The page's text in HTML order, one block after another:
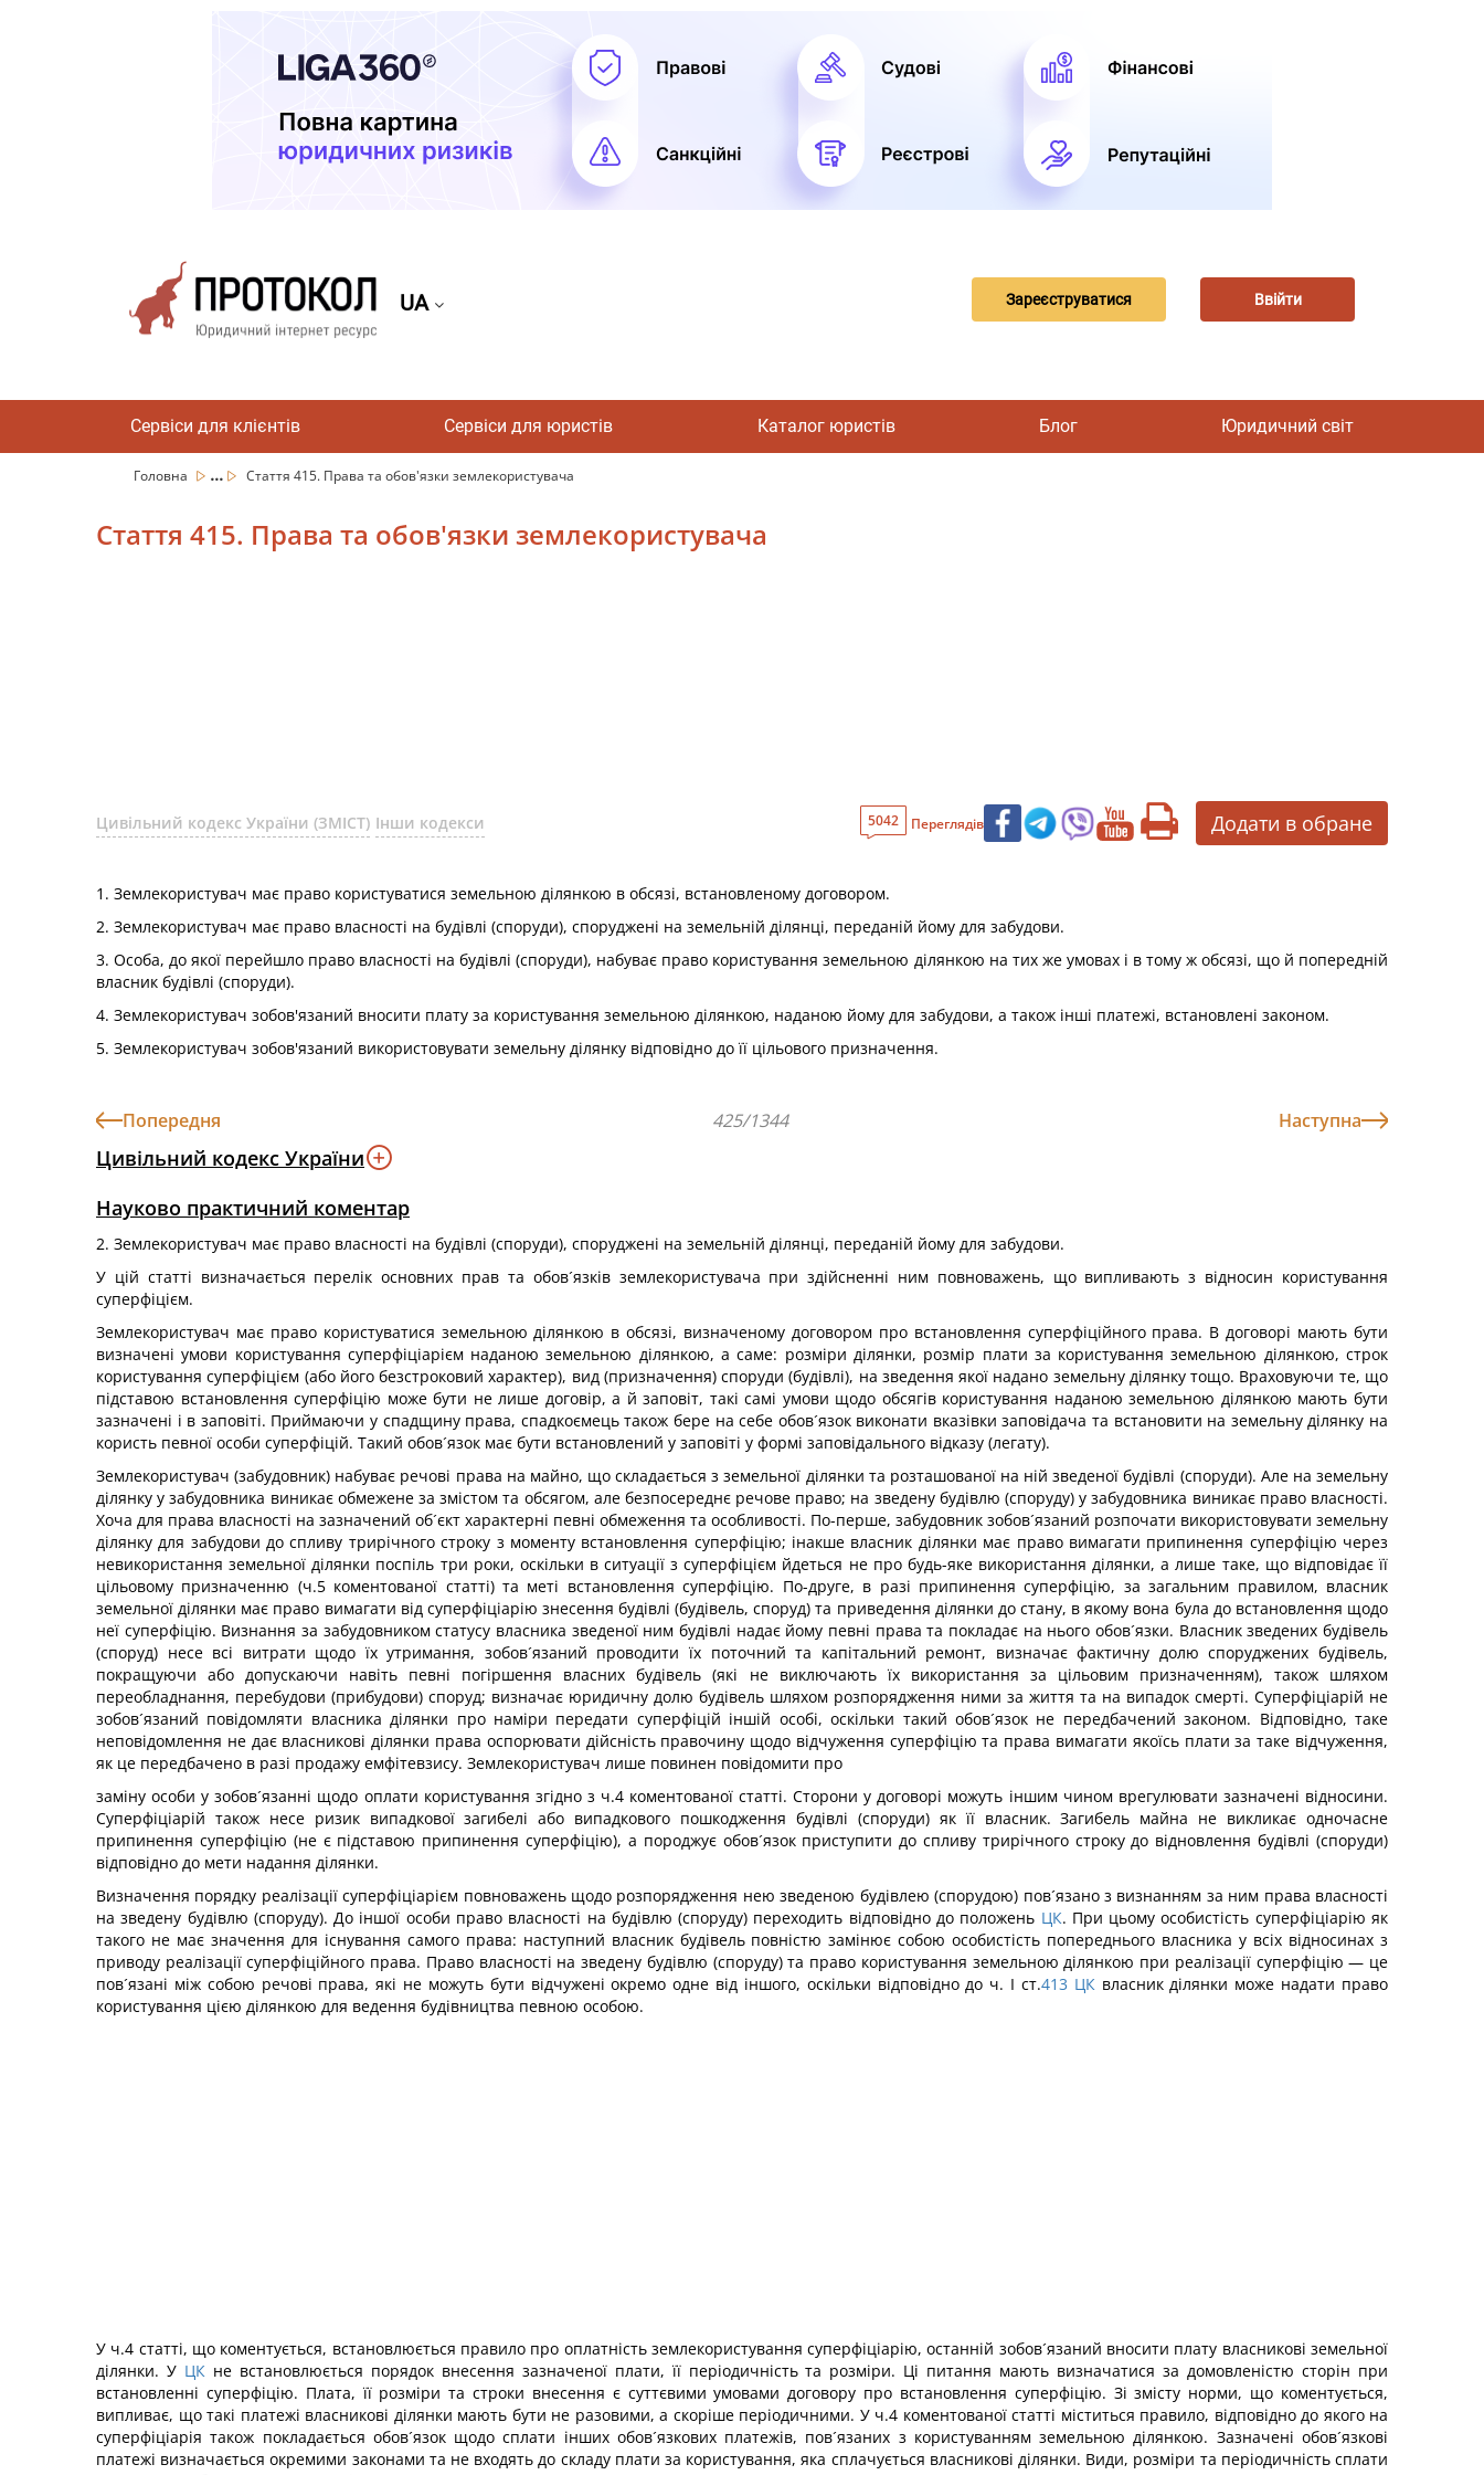
UA Зареєструватися Ввійти
Сервіси для клієнтів Сервіси для юристів Каталог юристів Блог Юридичний світ
Головна ... Стаття 415. Права та обов'язки землекористувача
Стаття 415. Права та обов'язки землекористувача
Цивільний кодекс України (ЗМІСТ) Інши кодекси 5042 Переглядів Додати в обране
1. Землекористувач має право користуватися земельною ділянкою в обсязі, встановленому договором.
2. Землекористувач має право власності на будівлі (споруди), споруджені на земельній ділянці, переданій йому для забудови.
3. Особа, до якої перейшло право власності на будівлі (споруди), набуває право користування земельною ділянкою на тих же умовах і в тому ж обсязі, що й попередній
власник будівлі (споруди).
4. Землекористувач зобов'язаний вносити плату за користування земельною ділянкою, наданою йому для забудови, а також інші платежі, встановлені законом.
5. Землекористувач зобов'язаний використовувати земельну ділянку відповідно до її цільового призначення.
Попередня 425/1344 Наступна
Цивільний кодекс України
Науково практичний коментар
2. Землекористувач має право власності на будівлі (споруди), споруджені на земельній ділянці, переданій йому для забудови.
У цій статті визначається перелік основних прав та обов´язків землекористувача при здійсненні ним повноважень, що випливають з відносин користування
суперфіцієм.
Землекористувач має право користуватися земельною ділянкою в обсязі, визначеному договором про встановлення суперфіційного права. В договорі мають бути
визначені умови користування суперфіціарієм наданою земельною ділянкою, а саме: розміри ділянки, розмір плати за користування земельною ділянкою, строк
користування суперфіцієм (або його безстроковий характер), вид (призначення) споруди (будівлі), на зведення якої надано земельну ділянку тощо. Враховуючи те, що
підставою встановлення суперфіцію може бути не лише договір, а й заповіт, такі самі умови щодо обсягів користування наданою земельною ділянкою мають бути
зазначені і в заповіті. Приймаючи у спадщину права, спадкоємець також бере на себе обов´язок виконати вказівки заповідача та встановити на земельну ділянку на
користь певної особи суперфіцій. Такий обов´язок має бути встановлений у заповіті у формі заповідального відказу (легату).
Землекористувач (забудовник) набуває речові права на майно, що складається з земельної ділянки та розташованої на ній зведеної будівлі (споруди). Але на земельну
ділянку у забудовника виникає обмежене за змістом та обсягом, але безпосереднє речове право; на зведену будівлю (споруду) у забудовника виникає право власності.
Хоча для права власності на зазначений об´єкт характерні певні обмеження та особливості. По-перше, забудовник зобов´язаний розпочати використовувати земельну
ділянку для забудови до спливу трирічного строку з моменту встановлення суперфіцію; інакше власник ділянки має право вимагати припинення суперфіцію через
невикористання земельної ділянки поспіль три роки, оскільки в ситуації з суперфіцієм йдеться не про будь-яке використання ділянки, а лише таке, що відповідає її
цільовому призначенню (ч.5 коментованої статті) та меті встановлення суперфіцію. По-друге, в разі припинення суперфіцію, за загальним правилом, власник
земельної ділянки має право вимагати від суперфіціарію знесення будівлі (будівель, споруд) та приведення ділянки до стану, в якому вона була до встановлення щодо
неї суперфіцію. Визнання за забудовником статусу власника зведеної ним будівлі надає йому певні права та покладає на нього обов´язки. Власник зведених будівель
(споруд) несе всі витрати щодо їх утримання, зобов´язаний проводити їх поточний та капітальний ремонт, визначає фактичну долю споруджених будівель,
покращуючи або допускаючи навіть певні погіршення власних будівель (які не виключають їх використання за цільовим призначенням), також шляхом
переобладнання, перебудови (прибудови) споруд; визначає юридичну долю будівель шляхом розпорядження ними за життя та на випадок смерті. Суперфіціарій не
зобов´язаний повідомляти власника ділянки про наміри передати суперфіцій іншій особі, оскільки такий обов´язок не передбачений законом. Відповідно, таке
неповідомлення не дає власникові ділянки права оспорювати дійсність правочину щодо відчуження суперфіцію та права вимагати якоїсь плати за таке відчуження,
як це передбачено в разі продажу емфітевзису. Землекористувач лише повинен повідомити про
заміну особи у зобов´язанні щодо оплати користування згідно з ч.4 коментованої статті. Сторони у договорі можуть іншим чином врегулювати зазначені відносини.
Суперфіціарій також несе ризик випадкової загибелі або випадкового пошкодження будівлі (споруди) як її власник. Загибель майна не викликає одночасне
припинення суперфіцію (не є підставою припинення суперфіцію), а породжує обов´язок приступити до спливу трирічного строку до відновлення будівлі (споруди)
відповідно до мети надання ділянки.
Визначення порядку реалізації суперфіціарієм повноважень щодо розпорядження нею зведеною будівлею (спорудою) пов´язано з визнанням за ним права власності
на зведену будівлю (споруду). До іншої особи право власності на будівлю (споруду) переходить відповідно до положень ЦК. При цьому особистість суперфіціарію як
такого не має значення для існування самого права: наступний власник будівель повністю замінює собою особистість попереднього власника у всіх відносинах з
приводу реалізації суперфіційного права. Право власності на зведену будівлю (споруду) та право користування земельною ділянкою при реалізації суперфіцію — це
пов´язані між собою речові права, які не можуть бути відчужені окремо одне від іншого, оскільки відповідно до ч. І ст.413 ЦКвласник ділянки може надати право
користування цією ділянкою для ведення будівництва певною особою.
У ч.4 статті, що коментується, встановлюється правило про оплатність землекористування суперфіціарію, останній зобов´язаний вносити плату власникові земельної
ділянки. У ЦКне встановлюється порядок внесення зазначеної плати, її періодичність та розміри. Ці питання мають визначатися за домовленістю сторін при
встановленні суперфіцію. Плата, її розміри та строки внесення є суттєвими умовами договору про встановлення суперфіцію. Зі змісту норми, що коментується,
випливає, що такі платежі власникові ділянки мають бути не разовими, а скоріше періодичними. У ч.4 коментованої статті міститься правило, відповідно до якого на
суперфіціарія також покладається обов´язок щодо сплати інших обов´язкових платежів, пов´язаних з користуванням земельною ділянкою. Зазначені обов´язкові
платежі визначається окремими законами та не входять до складу плати за користування, яка сплачується власникові ділянки. Види, розміри та періодичність сплати